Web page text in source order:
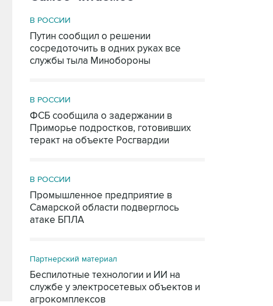
В РОССИИ
Путин сообщил о решении
сосредоточить в одних руках все
службы тыла Минобороны
В РОССИИ
ФСБ сообщила о задержании в
Приморье подростков, готовивших
теракт на объекте Росгвардии
В РОССИИ
Промышленное предприятие в
Самарской области подверглось
атаке БПЛА
Партнерский материал
Беспилотные технологии и ИИ на
службе у электросетевых объектов и
агрокомплексов